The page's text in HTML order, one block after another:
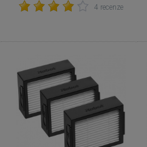
4 recenze